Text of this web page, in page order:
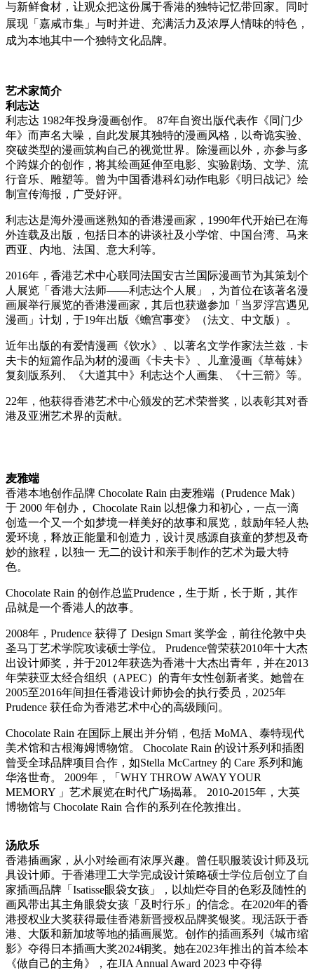
与新鲜食材， 让观众把这份属于香港的独特记忆带回家。同 时
展现 「嘉咸市集」与时并进 、充满活力及浓厚人情味的特色，
成为本地其中一个独特文化品牌。
艺术家简介
利志达
利志达 1982年投身漫画创 作。 87年自资出版代表作《同 门少
年》而声名大噪，自此发展其独特的漫画风格，以奇诡实验
突破类型的漫画筑构自己的视觉世界。除漫画以外，亦参与多
个跨媒介的创 作，将其绘画延伸至电影、 实验剧场 、文学、流
行音乐 、雕塑等。曾为中国香港科幻动作电影《明日 战记》 绘
制宣传海报 ，广受好评。
利志达是海外漫画迷熟知的香港漫画家，1990年代开始已在海
外连载及出版，包括日本的讲谈社及小学馆 、中国台湾、 马来
西亚 、内地、法国、意大利等。
2016年，香港艺术中心联同法国安古兰国 际漫画节为其策划个
人展览 「香港大法师——利志达个人展」， 为首位在该著名漫
画展举行展览的香港漫画家，其后也获邀参加「当罗浮宫遇 见
漫画」 计划，于19年出版《蟾宫事变》（法文、中文版）。
近年出版的有爱情漫画《饮水》、以著名文学作家法兰兹 ．卡
夫卡的短篇作品为材的漫画《卡夫卡》、儿童漫画《草莓妹》
复刻版系列、《大道其中》利志达个人画集、《十三箭》等。
22年，他获得香港艺术中心颁发的艺术荣誉奖 ，以表彰其对香
港及 亚洲艺术界的贡献。
麦雅端
香港本地创 作品牌 Chocolate Rain 由麦雅端（Prudence Mak）
于 2000 年创办 ，
Chocolate Rain 以想像力和初心，一点一滴
创 造一个又一个如梦境一样美好的故事和展览 ，鼓励年轻 人 热
爱环境， 释放正能量和创 造力， 设计灵感源自孩童的梦想及奇
妙的旅程，以独一 无二的设计和亲手制作的艺术为最大特
色。
Chocolate Rain 的创 作总监Prudence，生于斯， 长于斯，其作
品就是一个香港人的故事。
2008年，Prudence 获得了 Design Smart 奖学金，前往伦敦中央
圣马丁艺术学院攻读硕士学位。 Prudence曾荣获2010年十大杰
出设计师奖 ，并于2012年获选为香港十大杰出青年，并在2013
年荣获亚太经合组织 （APEC）的青年女性创 新者奖。她曾在
2005至2016年间担任香港设计师协会的执行委员 ， 2025年
Prudence 获任命为香港艺术中心的高级顾问 。
Chocolate Rain 在国 际 上展出并分销 ，包括 MoMA、泰特现代
美术馆和古根海姆博物馆。 Chocolate Rain 的设计系列和插图
曾受全球品牌项 目合作，如Stella McCartney 的 Care 系列和施
华洛世奇。
2009年，「WHY THROW AWAY YOUR
MEMORY 」 艺术展览在时代广场揭幕。 2010-2015年，大英
博物馆与 Chocolate Rain 合作的系列在伦敦推出。
汤欣乐
香港插画家，从小对绘画有浓厚兴趣。曾任职服装设计师及玩
具设计师。于香港理工大学完成设计策略硕士学位后创 立了自
家插画品牌「 Isatisse眼袋女孩」，以灿烂夺 目的色彩及随性的
画风带出其主角眼袋女孩「及 时行乐 」的信念。在2020年的香
港授权业大奖获得最佳香港新晋授权品牌奖银奖。 现活跃于香
港、大阪和新加坡等地的插画展览。 创 作的插画系列《城市缩
影》 夺得日本插画大奖2024铜奖。她在2023年推出的首本绘本
《做自己的主角》，在JIA Annual Award 2023 中夺得